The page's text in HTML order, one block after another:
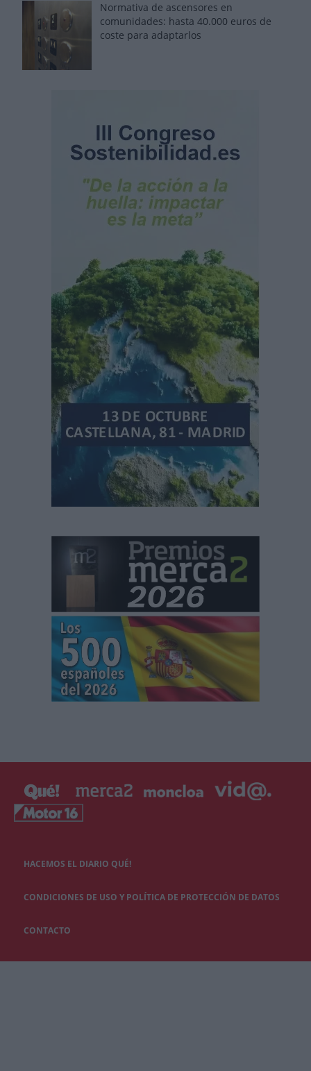
Normativa de ascensores en
comunidades: hasta 40.000 euros de
coste para adaptarlos
HACEMOS EL DIARIO QUÉ!
CONDICIONES DE USO Y POLÍTICA DE PROTECCIÓN DE DATOS
CONTACTO